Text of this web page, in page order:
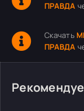
ПРАВДА
Скачать
ПРАВДА